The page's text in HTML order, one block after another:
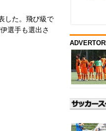
した。飛び級で
選手も選出さ